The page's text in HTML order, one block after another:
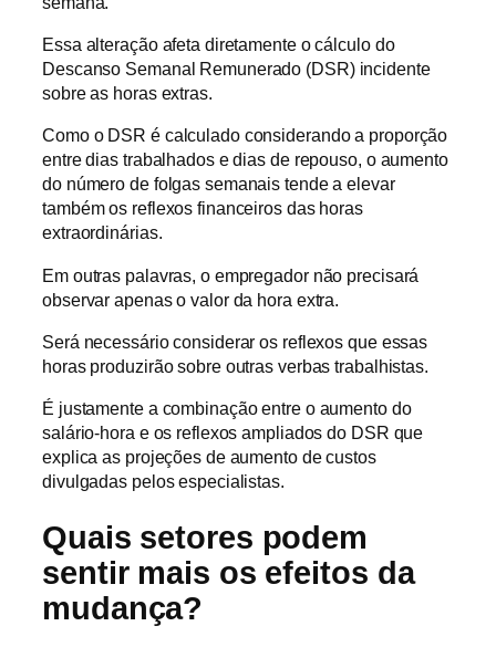
Essa alteração afeta diretamente o cálculo do
Descanso Semanal Remunerado (DSR) incidente
sobre as horas extras.
Como o DSR é calculado considerando a proporção
entre dias trabalhados e dias de repouso, o aumento
do número de folgas semanais tende a elevar
também os reflexos financeiros das horas
extraordinárias.
Em outras palavras, o empregador não precisará
observar apenas o valor da hora extra.
Será necessário considerar os reflexos que essas
horas produzirão sobre outras verbas trabalhistas.
É justamente a combinação entre o aumento do
salário-hora e os reflexos ampliados do DSR que
explica as projeções de aumento de custos
divulgadas pelos especialistas.
Quais setores podem
sentir mais os efeitos da
mudança?